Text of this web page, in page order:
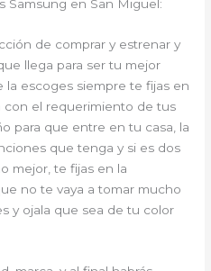
Samsung en San Miguel:
de comprar y estrenar y
llega para ser tu mejor
la escoges siempre te fijas en
con el requerimiento de tus
para que entre en tu casa, la
que tenga y si es dos
mejor, te fijas en la
no te vaya a tomar mucho
y ojala que sea de tu color